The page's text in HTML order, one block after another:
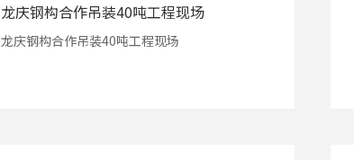
龙庆钢构合作吊装40吨工程现场
龙庆钢构合作吊装40吨工程现场